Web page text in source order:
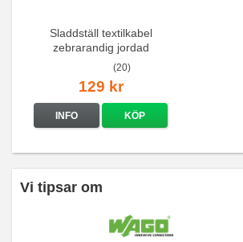
Sladdställ textilkabel
zebrarandig jordad
(20)
129 kr
INFO KÖP
Vi tipsar om